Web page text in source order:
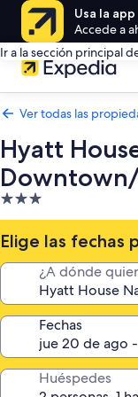
Usa la app
Accede a
Ir a la sección principal
Ver todas las
Hyatt
Propiedad
de
3.0
estrellas
Elige las fechas
¿A dónde
Fechas
Huéspedes